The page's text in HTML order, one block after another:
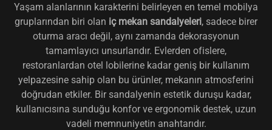
Yaşam alanlarının karakterini belirleyen en temel mobilya
gruplarından biri olan iç mekan sandalyeleri, sadece birer
oturma aracı değil, aynı zamanda dekorasyonun
tamamlayıcı unsurlarıdır. Evlerden ofislere,
restoranlardan otel lobilerine kadar geniş bir kullanım
yelpazesine sahip olan bu ürünler, mekanın atmosferini
doğrudan etkiler. Bir sandalyenin estetik duruşu kadar,
kullanıcısına sunduğu konfor ve ergonomik destek, uzun
vadeli memnuniyetin anahtarıdır.